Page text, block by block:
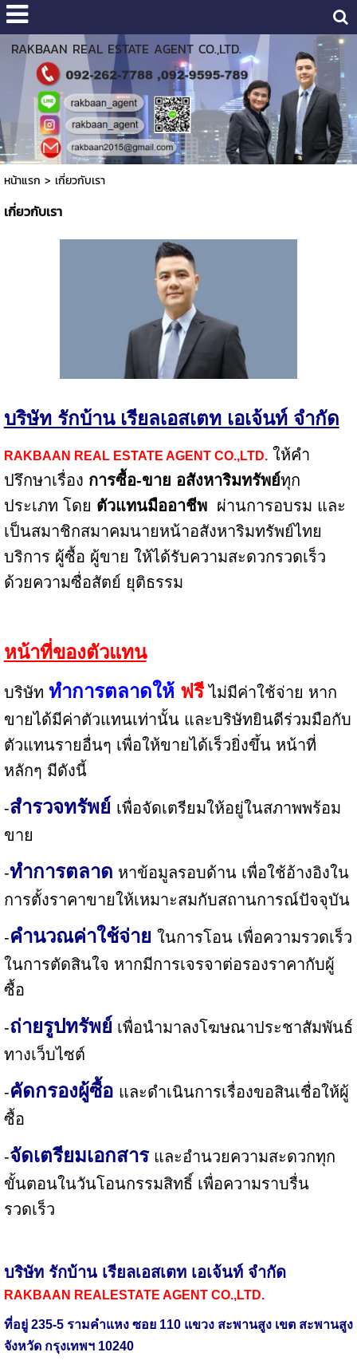
RAKBAAN REAL ESTATE AGENT CO.,LTD.
หน้าแรก > เกี่ยวกับเรา
เกี่ยวกับเรา
บริษัท รักบ้าน เรียลเอสเตท เอเจ้นท์ จำกัด
RAKBAAN REAL ESTATE AGENT CO.,LTD. ให้คำ
ปรึกษาเรื่อง การซื้อ-ขาย อสังหาริมทรัพย์ทุก
ประเภท โดย ตัวแทนมืออาชีพผ่านการอบรม และ
เป็นสมาชิกสมาคมนายหน้าอสังหาริมทรัพย์ไทย
บริการ ผู้ซื้อ ผู้ขาย ให้ได้รับความสะดวกรวดเร็ว
ด้วยความซื่อสัตย์ ยุติธรรม
หน้าที่ของตัวแทน
บริษัท ทำการตลาดให้ ฟรีไม่มีค่าใช้จ่าย หาก
ขายได้มีค่าตัวแทนเท่านั้น และบริษัทยินดีร่วมมือกับ
ตัวแทนรายอื่นๆ เพื่อให้ขายได้เร็วยิ่งขึ้น หน้าที่
หลักๆ มีดังนี้
-สำรวจทรัพย์ เพื่อจัดเตรียมให้อยู่ในสภาพพร้อม
ขาย
-ทำการตลาด หาข้อมูลรอบด้าน เพื่อใช้อ้างอิงใน
การตั้งราคาขายให้เหมาะสมกับสถานการณ์ปัจจุบัน
-คำนวณค่าใช้จ่าย ในการโอน เพื่อความรวดเร็ว
ในการตัดสินใจ หากมีการเจรจาต่อรองราคากับผู้
ซื้อ
-ถ่ายรูปทรัพย์ เพื่อนำมาลงโฆษณาประชาสัมพันธ์
ทางเว็บไซต์
-คัดกรองผู้ซื้อ และดำเนินการเรื่องขอสินเชื่อให้ผู้
ซื้อ
-จัดเตรียมเอกสารและอำนวยความสะดวกทุก
ขั้นตอนในวันโอนกรรมสิทธิ์ เพื่อความราบรื่น
รวดเร็ว
บริษัท รักบ้าน เรียลเอสเตท เอเจ้นท์ จำกัด
RAKBAAN REALESTATE AGENT CO.,LTD.
ที่อยู่ 235-5 รามคำแหง ซอย 110 แขวง สะพานสูง เขต สะพานสูง
จังหวัด กรุงเทพฯ 10240